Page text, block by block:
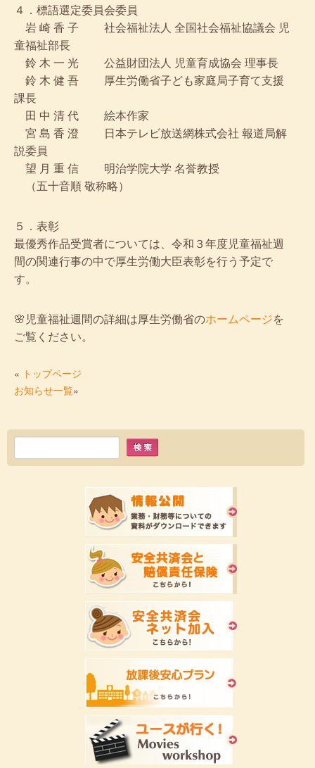
４．標語選定委員会委員
岩 崎 香 子 社会福祉法人 全国社会福祉協議会 児
童福祉部長
鈴 木 一 光 公益財団法人 児童育成協会 理事長
鈴 木 健 吾 厚生労働省子ども家庭局子育て支援
課長
田 中 清 代 絵本作家
宮 島 香 澄 日本テレビ放送網株式会社 報道局解
説委員
望 月 重 信 明治学院大学 名誉教授
（五十音順 敬称略）
５．表彰
最優秀作品受賞者については、令和３年度児童福祉週
間の関連行事の中で厚生労働大臣表彰を行う予定で
す。
🌸児童福祉週間の詳細は厚生労働省のホームページを
ご覧ください。
« トップページ
お知らせ一覧»